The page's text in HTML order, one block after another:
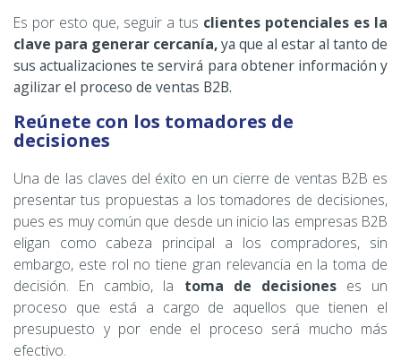
Es por esto que, seguir a tus clientes potenciales es la
clave para generar cercanía,ya que al estar al tanto de
sus actualizaciones te servirá para obtener información y
agilizar el proceso de ventas B2B.
Reúnete con los tomadores de
decisiones
Una de las claves del éxito en un cierre de ventas B2B es
presentar tus propuestas a los tomadores de decisiones,
pues es muy común que desde un inicio las empresas B2B
eligan como cabeza principal a los compradores, sin
embargo, este rol no tiene gran relevancia en la toma de
decisión. En cambio, la toma de decisioneses un
proceso que está a cargo de aquellos que tienen el
presupuesto y por ende el proceso será mucho más
efectivo.